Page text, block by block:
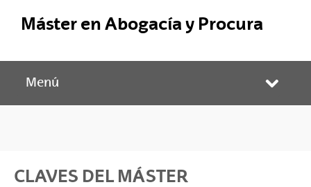
Máster en Abogacía y Procura
Menú
CLAVES DEL MÁSTER